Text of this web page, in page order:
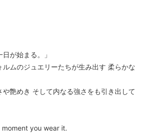
日が始まる。」
ルムのジュエリーたちが生み出す 柔らかな
や艶めき そして内なる強さをも引き出して
you wear it.